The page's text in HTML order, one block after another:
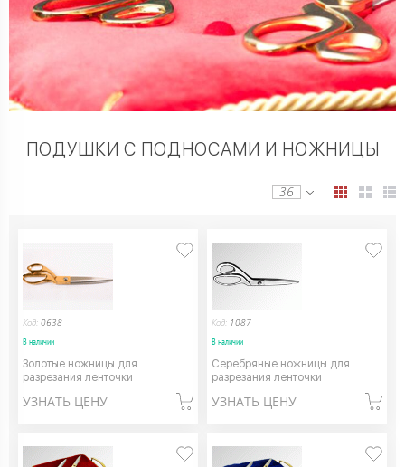
ПОДУШКИ С ПОДНОСАМИ И НОЖНИЦЫ
36
Код: 0638
В наличии
Золотые ножницы для
разрезания ленточки
УЗНАТЬ ЦЕНУ
Код: 1087
В наличии
Серебряные ножницы для
разрезания ленточки
УЗНАТЬ ЦЕНУ